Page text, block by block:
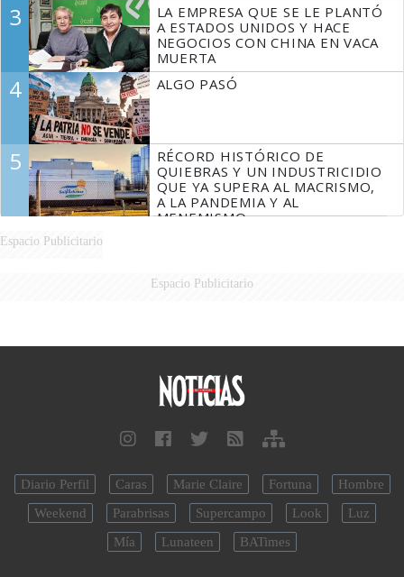
3
LA EMPRESA QUE SE LE PLANTÓ
A ESTADOS UNIDOS Y HACE
NEGOCIOS CON CHINA EN VACA
MUERTA
4 ALGO PASÓ
5
RÉCORD HISTÓRICO DE
QUIEBRAS Y UN INDUSTRICIDIO
QUE YA SUPERA AL MACRISMO,
A LA PANDEMIA Y AL
MENEMISMO
Espacio Publicitario
Espacio Publicitario
Diario Perfil Caras Marie Claire Fortuna
Hombre
Weekend
Parabrisas Supercampo Look
Luz
Mía
Lunateen BATimes